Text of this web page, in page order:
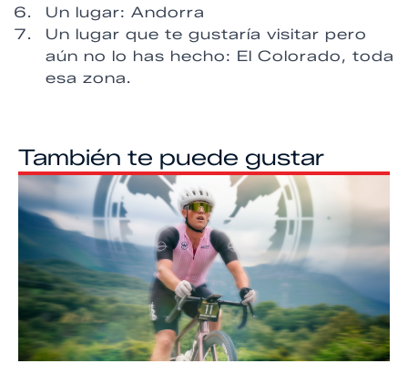
Un lugar: Andorra
Un lugar que te gustaría visitar pero
aún no lo has hecho: El Colorado, toda
esa zona.
También te puede gustar